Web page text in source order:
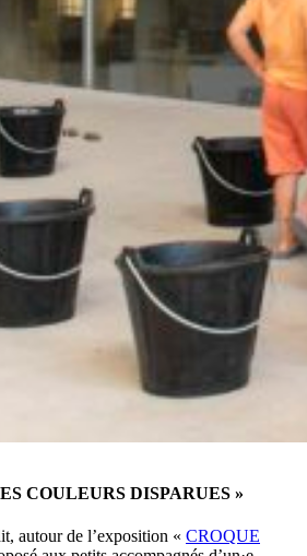
COULEURS DISPARUES »
autour de l’exposition « CROQUE